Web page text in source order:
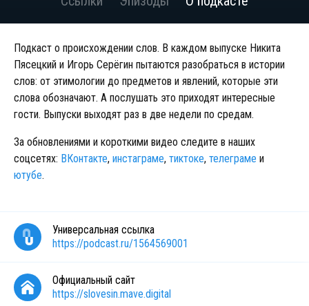
Подкаст о происхождении слов. В каждом выпуске Никита
Пясецкий и Игорь Серёгин пытаются разобраться в истории
слов: от этимологии до предметов и явлений, которые эти
слова обозначают. А послушать это приходят интересные
гости. Выпуски выходят раз в две недели по средам.
За обновлениями и короткими видео следите в наших
соцсетях: ВКонтакте, инстаграме, тиктоке, телеграме и
ютубе.
Универсальная ссылка
https://podcast.ru/1564569001
Официальный сайт
https://slovesin.mave.digital